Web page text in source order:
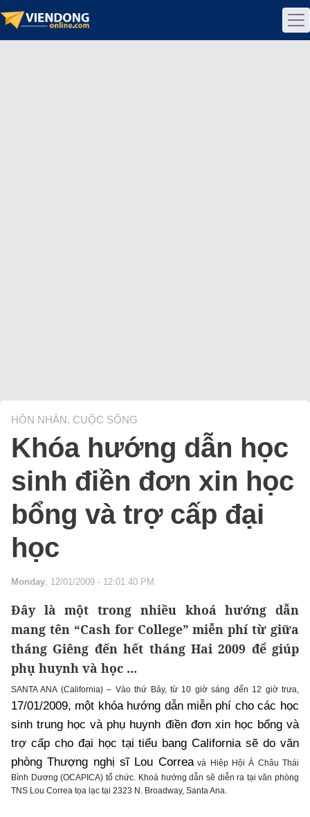
HÔN NHÂN, CUỘC SỐNG
Khóa hướng dẫn học
sinh điền đơn xin học
bổng và trợ cấp đại
học
Monday, 12/01/2009 - 12:01:40 PM
Đây là một trong nhiều khoá hướng dẫn
mang tên “Cash for College” miễn phí từ giữa
tháng Giêng đến hết tháng Hai 2009 để giúp
phụ huynh và học ...
SANTA ANA (California) – Vào thứ Bảy, từ 10 giờ sáng đến 12 giờ trưa,
17/01/2009, một khóa hướng dẫn miễn phí cho các học
sinh trung học và phụ huynh điền đơn xin học bổng và
trợ cấp cho đại học tại tiểu bang California sẽ do văn
phòng Thượng nghị sĩ Lou Correavà Hiệp Hội Á Châu Thái
Bình Dương (OCAPICA) tổ chức. Khoá hướng dẫn sẽ diễn ra tại văn phòng
TNS Lou Correa tọa lạc tại 2323 N. Broadway, Santa Ana.